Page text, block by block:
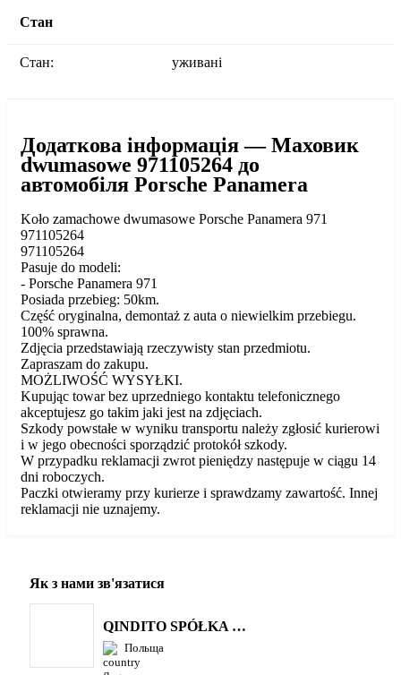
Стан
Стан: уживані
Додаткова інформація — Маховик
dwumasowe 971105264 до
автомобіля Porsche Panamera
Koło zamachowe dwumasowe Porsche Panamera 971
971105264
971105264
Pasuje do modeli:
- Porsche Panamera 971
Posiada przebieg: 50km.
Część oryginalna, demontaż z auta o niewielkim przebiegu.
100% sprawna.
Zdjęcia przedstawiają rzeczywisty stan przedmiotu.
Zapraszam do zakupu.
MOŻLIWOŚĆ WYSYŁKI.
Kupując towar bez uprzedniego kontaktu telefonicznego
akceptujesz go takim jaki jest na zdjęciach.
Szkody powstałe w wyniku transportu należy zgłosić kurierowi
i w jego obecności sporządzić protokół szkody.
W przypadku reklamacji zwrot pieniędzy następuje w ciągu 14
dni roboczych.
Paczki otwieramy przy kurierze i sprawdzamy zawartość. Innej
reklamacji nie uznajemy.
Як з нами зв'язатися
QINDITO SPÓŁKA Z OGRANICZONĄ ODPOWIEDZIALNOŚCIĄ
Польща